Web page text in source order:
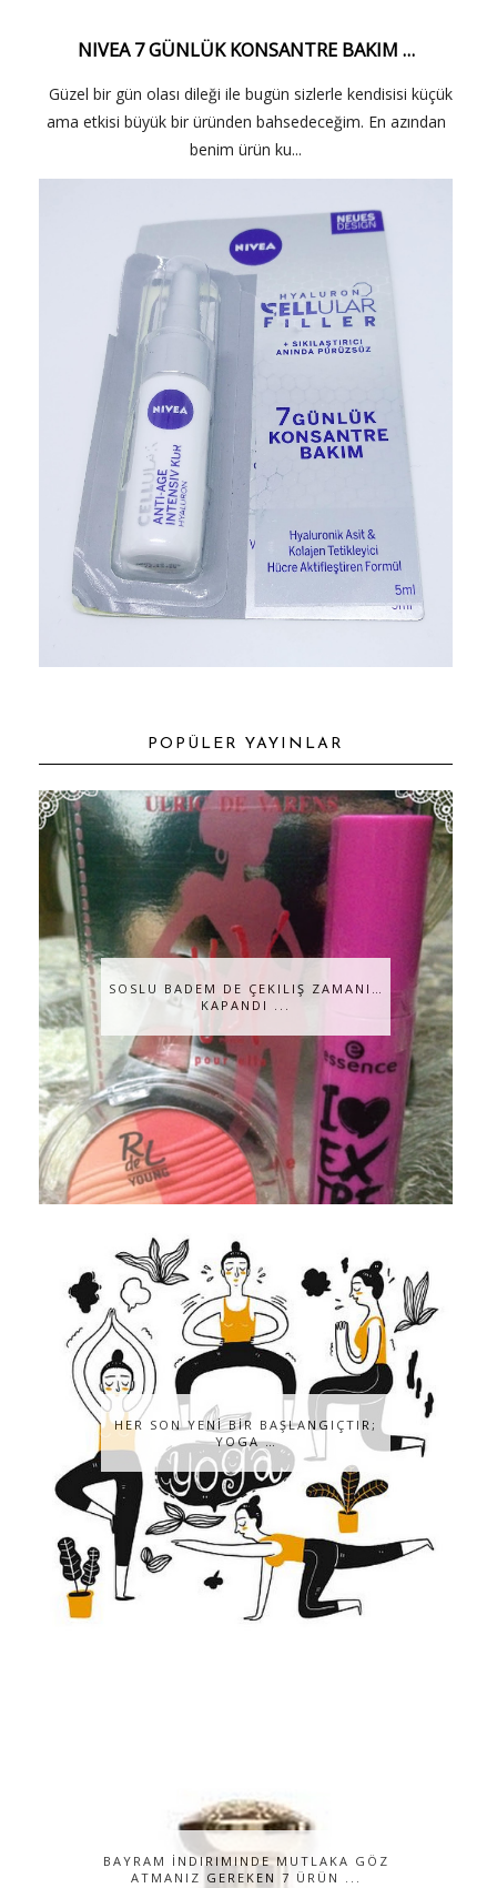
NIVEA 7 GÜNLÜK KONSANTRE BAKIM …
Güzel bir gün olası dileği ile bugün sizlerle kendisisi küçük
ama etkisi büyük bir üründen bahsedeceğim. En azından
benim ürün ku...
POPÜLER YAYINLAR
SOSLU BADEM DE ÇEKILIŞ ZAMANI…
KAPANDI ...
HER SON YENİ BİR BAŞLANGIÇTIR;
YOGA …
BAYRAM İNDIRIMINDE MUTLAKA GÖZ
ATMANIZ GEREKEN 7 ÜRÜN ...